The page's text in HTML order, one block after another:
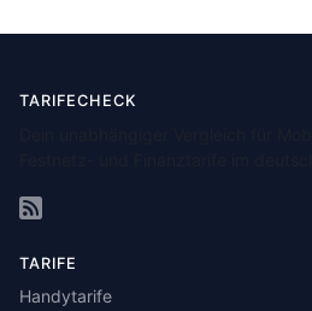
TARIFECHECK
TARIFE
Handytarife